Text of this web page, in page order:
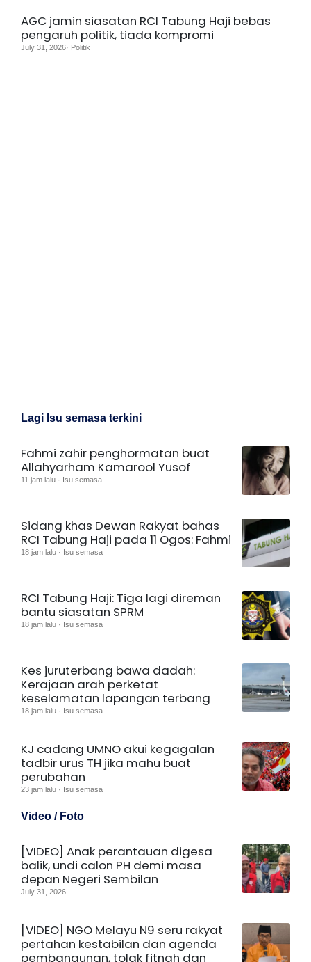
AGC jamin siasatan RCI Tabung Haji bebas
pengaruh politik, tiada kompromi
July 31, 2026· Politik
Lagi Isu semasa terkini
Fahmi zahir penghormatan buat
Allahyarham Kamarool Yusof
11 jam lalu · Isu semasa
Sidang khas Dewan Rakyat bahas
RCI Tabung Haji pada 11 Ogos: Fahmi
18 jam lalu · Isu semasa
RCI Tabung Haji: Tiga lagi direman
bantu siasatan SPRM
18 jam lalu · Isu semasa
Kes juruterbang bawa dadah:
Kerajaan arah perketat
keselamatan lapangan terbang
18 jam lalu · Isu semasa
KJ cadang UMNO akui kegagalan
tadbir urus TH jika mahu buat
perubahan
23 jam lalu · Isu semasa
Video / Foto
[VIDEO] Anak perantauan digesa
balik, undi calon PH demi masa
depan Negeri Sembilan
July 31, 2026
[VIDEO] NGO Melayu N9 seru rakyat
pertahan kestabilan dan agenda
pembangunan, tolak fitnah dan